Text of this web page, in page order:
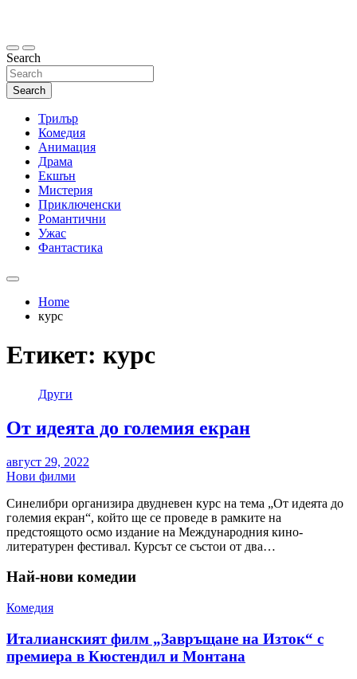
Search
Search
Трилър
Комедия
Анимация
Драма
Екшън
Мистерия
Приключенски
Романтични
Ужас
Фантастика
Home
курс
Етикет: курс
Други
От идеята до големия екран
август 29, 2022
Нови филми
Синелибри организира двудневен курс на тема „От идеята до
големия екран“, който ще се проведе в рамките на
предстоящото осмо издание на Международния кино-
литературен фестивал. Курсът се състои от два…
Най-нови комедии
Комедия
Италианският филм „Завръщане на Изток“ с
премиера в Кюстендил и Монтана